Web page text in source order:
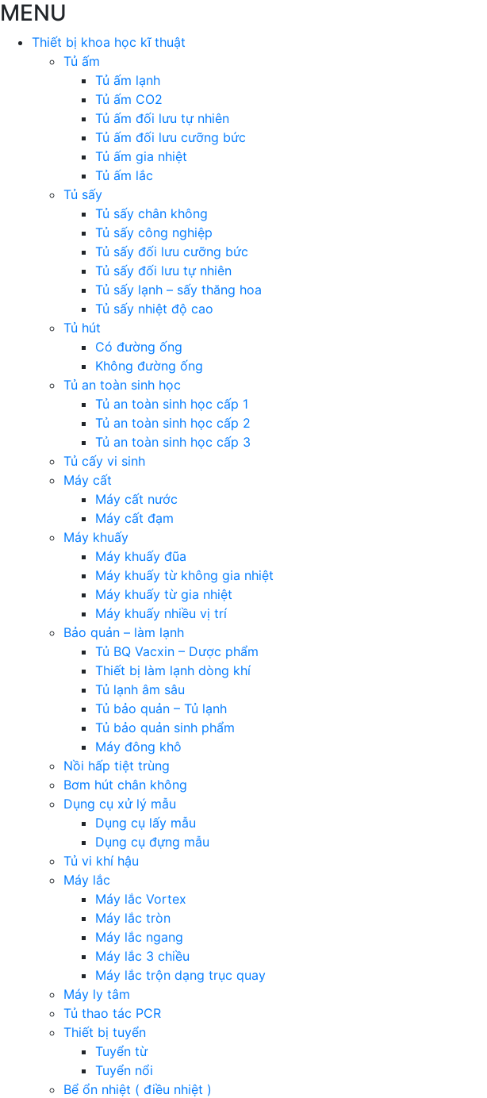
MENU
Thiết bị khoa học kĩ thuật
Tủ ấm
Tủ ấm lạnh
Tủ ấm CO2
Tủ ấm đối lưu tự nhiên
Tủ ấm đối lưu cưỡng bức
Tủ ấm gia nhiệt
Tủ ấm lắc
Tủ sấy
Tủ sấy chân không
Tủ sấy công nghiệp
Tủ sấy đối lưu cưỡng bức
Tủ sấy đối lưu tự nhiên
Tủ sấy lạnh – sấy thăng hoa
Tủ sấy nhiệt độ cao
Tủ hút
Có đường ống
Không đường ống
Tủ an toàn sinh học
Tủ an toàn sinh học cấp 1
Tủ an toàn sinh học cấp 2
Tủ an toàn sinh học cấp 3
Tủ cấy vi sinh
Máy cất
Máy cất nước
Máy cất đạm
Máy khuấy
Máy khuấy đũa
Máy khuấy từ không gia nhiệt
Máy khuấy từ gia nhiệt
Máy khuấy nhiều vị trí
Bảo quản – làm lạnh
Tủ BQ Vacxin – Dược phẩm
Thiết bị làm lạnh dòng khí
Tủ lạnh âm sâu
Tủ bảo quản – Tủ lạnh
Tủ bảo quản sinh phẩm
Máy đông khô
Nồi hấp tiệt trùng
Bơm hút chân không
Dụng cụ xử lý mẫu
Dụng cụ lấy mẫu
Dụng cụ đựng mẫu
Tủ vi khí hậu
Máy lắc
Máy lắc Vortex
Máy lắc tròn
Máy lắc ngang
Máy lắc 3 chiều
Máy lắc trộn dạng trục quay
Máy ly tâm
Tủ thao tác PCR
Thiết bị tuyển
Tuyển từ
Tuyển nổi
Bể ổn nhiệt ( điều nhiệt )